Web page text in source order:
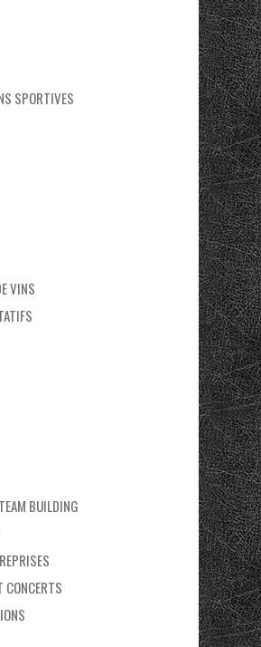
SPORTIVES
VINS
BUILDING
CONCERTS